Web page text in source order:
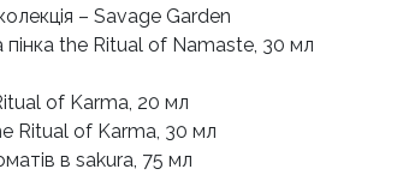
– Savage Garden
the Ritual of Namaste, 30 мл
of Karma, 20 мл
Ritual of Karma, 30 мл
в sakura, 75 мл